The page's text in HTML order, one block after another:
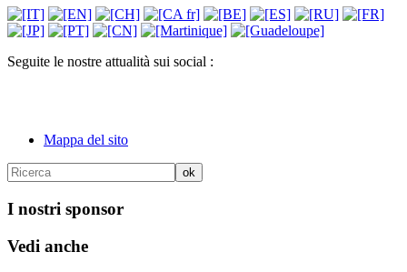
Seguite le nostre attualità sui social :
Mappa del sito
I nostri sponsor
Vedi anche